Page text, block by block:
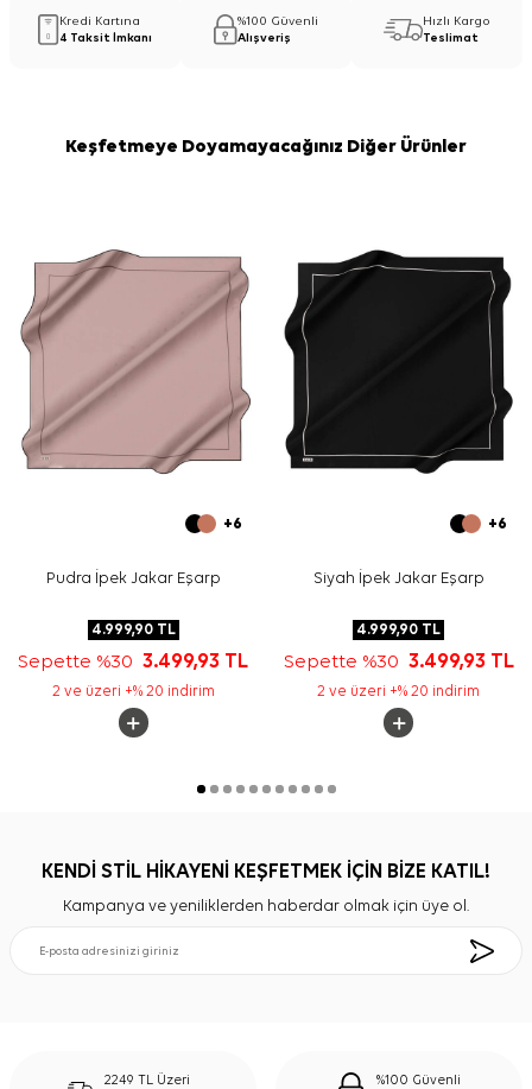
Kredi Kartına
4 Taksit İmkanı
%100 Güvenli
Alışveriş
Hızlı Kargo
Teslimat
Keşfetmeye Doyamayacağınız Diğer Ürünler
+6
Pudra İpek Jakar Eşarp
4.999,90TL
Sepette %303.499,93 TL
2 ve üzeri +% 20 indirim
+6
Siyah İpek Jakar Eşarp
4.999,90 TL
Sepette %30 3.499,93 TL
2 ve üzeri +% 20 indirim
KENDİ STİL HİKAYENİ KEŞFETMEK İÇİN BİZE KATIL!
Kampanya ve yeniliklerden haberdar olmak için üye ol.
2249 TL Üzeri
%100 Güvenli